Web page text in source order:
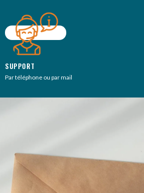
SUPPORT
Par téléphone ou par mail